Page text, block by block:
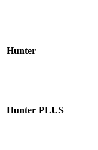
Hunter
Hunter PLUS